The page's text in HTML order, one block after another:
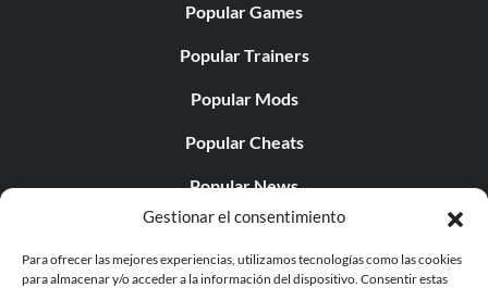
Gestionar el consentimiento
Para ofrecer las mejores experiencias, utilizamos tecnologías como las cookies
para almacenar y/o acceder a la información del dispositivo. Consentir estas
Popular Games
Popular Trainers
Popular Mods
Popular Cheats
Popular News
Popular Editorials
Popular Free Games